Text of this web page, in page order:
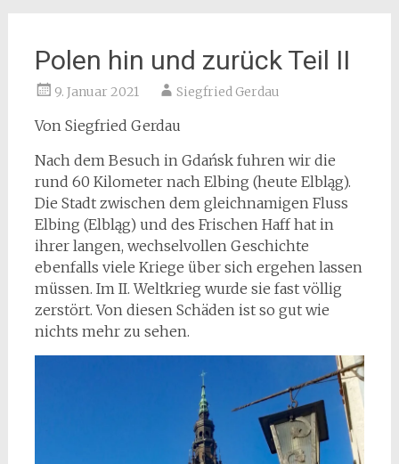
Polen hin und zurück Teil II
9. Januar 2021 Siegfried Gerdau
Von Siegfried Gerdau
Nach dem Besuch in Gdańsk fuhren wir die
rund 60 Kilometer nach Elbing (heute Elbląg).
Die Stadt zwischen dem gleichnamigen Fluss
Elbing (Elbląg) und des Frischen Haff hat in
ihrer langen, wechselvollen Geschichte
ebenfalls viele Kriege über sich ergehen lassen
müssen. Im II. Weltkrieg wurde sie fast völlig
zerstört. Von diesen Schäden ist so gut wie
nichts mehr zu sehen.